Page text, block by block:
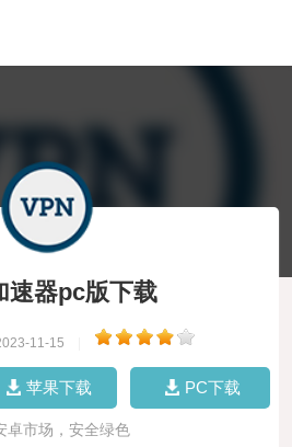
速器pc版下载
11-15
苹果下载 PC下载
卓市场，安全绿色